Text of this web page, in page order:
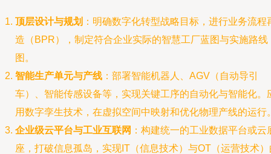
顶层设计与规划 ：明确数字化转型战略目标，进行业务流程
造（BPR），制定符合企业实际的智慧工厂蓝图与实施路线
图。
智能生产单元与产线 ：部署智能机器人、AGV（自动导引
车）、智能传感设备等，实现关键工序的自动化与智能化。
用数字孪生技术，在虚拟空间中映射和优化物理产线的运行
企业级云平台与工业互联网 ：构建统一的工业数据平台或云
座，打破信息孤岛，实现IT（信息技术）与OT（运营技术）